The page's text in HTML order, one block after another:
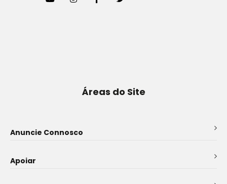
Áreas do Site
Anuncie Connosco
Apoiar